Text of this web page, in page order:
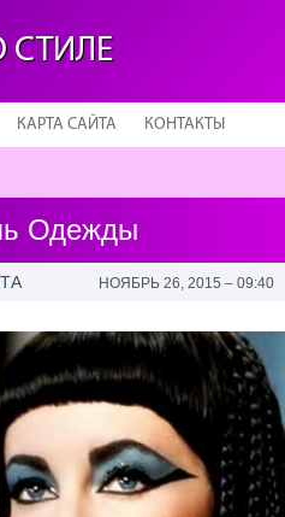
СТИЛЕ
КАРТА САЙТА КОНТАКТЫ
Одежды
НОЯБРЬ 26, 2015 – 09:40